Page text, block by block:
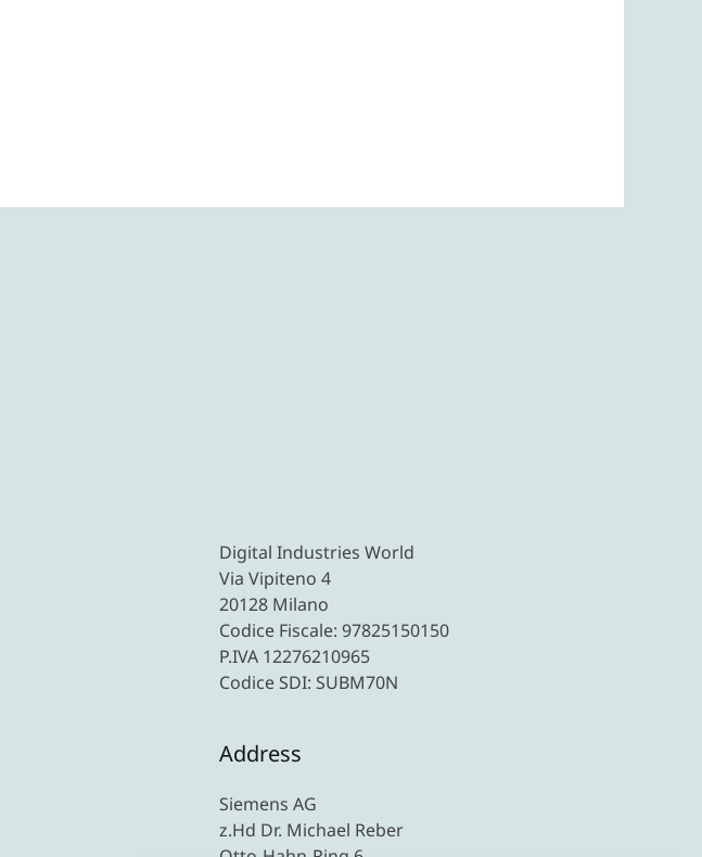
Digital Industries World
Via Vipiteno 4
20128 Milano
Codice Fiscale: 97825150150
P.IVA 12276210965
Codice SDI: SUBM70N
Address
Siemens AG
z.Hd Dr. Michael Reber